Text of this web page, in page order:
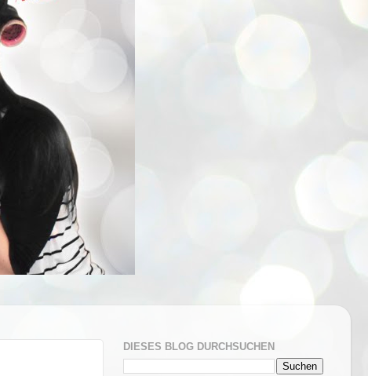
DIESES BLOG DURCHSUCHEN